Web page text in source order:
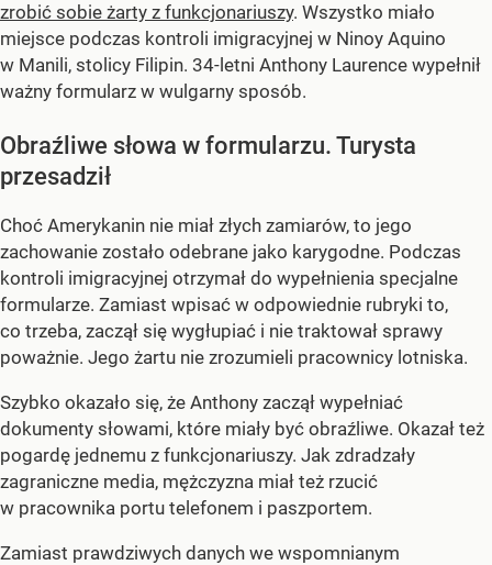
zrobić sobie żarty z funkcjonariuszy. Wszystko miało
miejsce podczas kontroli imigracyjnej w Ninoy Aquino
w Manili, stolicy Filipin. 34-letni Anthony Laurence wypełnił
ważny formularz w wulgarny sposób.
Obraźliwe słowa w formularzu. Turysta
przesadził
Choć Amerykanin nie miał złych zamiarów, to jego
zachowanie zostało odebrane jako karygodne. Podczas
kontroli imigracyjnej otrzymał do wypełnienia specjalne
formularze. Zamiast wpisać w odpowiednie rubryki to,
co trzeba, zaczął się wygłupiać i nie traktował sprawy
poważnie. Jego żartu nie zrozumieli pracownicy lotniska.
Szybko okazało się, że Anthony zaczął wypełniać
dokumenty słowami, które miały być obraźliwe. Okazał też
pogardę jednemu z funkcjonariuszy. Jak zdradzały
zagraniczne media, mężczyzna miał też rzucić
w pracownika portu telefonem i paszportem.
Zamiast prawdziwych danych we wspomnianym